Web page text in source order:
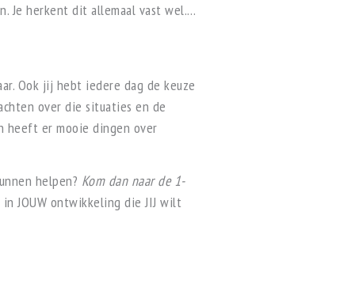
Je herkent dit allemaal vast wel.…
Ook jij hebt iedere dag de keuze
over die situaties en de
heeft er mooie dingen over
helpen? Kom dan naar de 1-
JOUW ontwikkeling die JIJ wilt